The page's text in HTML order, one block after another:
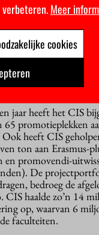
From Radio to AI,
in een
is bijvoorbeeld de
vertalingen in de
vertelt De Boer,
daarbij essentieel en
abstract probleem.”
jaar heeft het CIS
promotieplekken
heeft CIS
ton aan Erasmus-
en promovendi-
De
bedroeg de
haalde zo’n 14
op, waarvan 6
faculteiten.
Meer
cookies